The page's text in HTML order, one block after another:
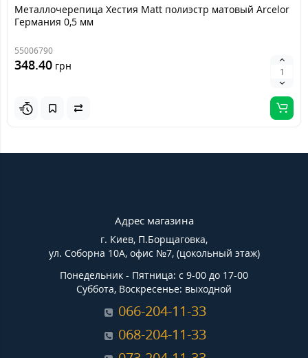
Металлочерепица Хестия Matt полиэстр матовый Arcelor
Германия 0,5 мм
55006790
348.40 грн
Адрес магазина
г. Киев, П.Борщаговка,
ул. Соборна 10А, офис №7, (цокольный этаж)
Понедельник - Пятница: с 9-00 до 17-00
Суббота, Воскресенье: выходной
066-204-11-33
068-204-11-33